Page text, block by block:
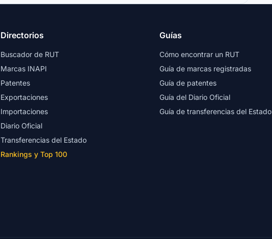
Directorios
Buscador de RUT
Marcas INAPI
Patentes
Exportaciones
Importaciones
Diario Oficial
Transferencias del Estado
Rankings y Top 100
Guías
Cómo encontrar un RUT
Guía de marcas registradas
Guía de patentes
Guía del Diario Oficial
Guía de transferencias del Estado